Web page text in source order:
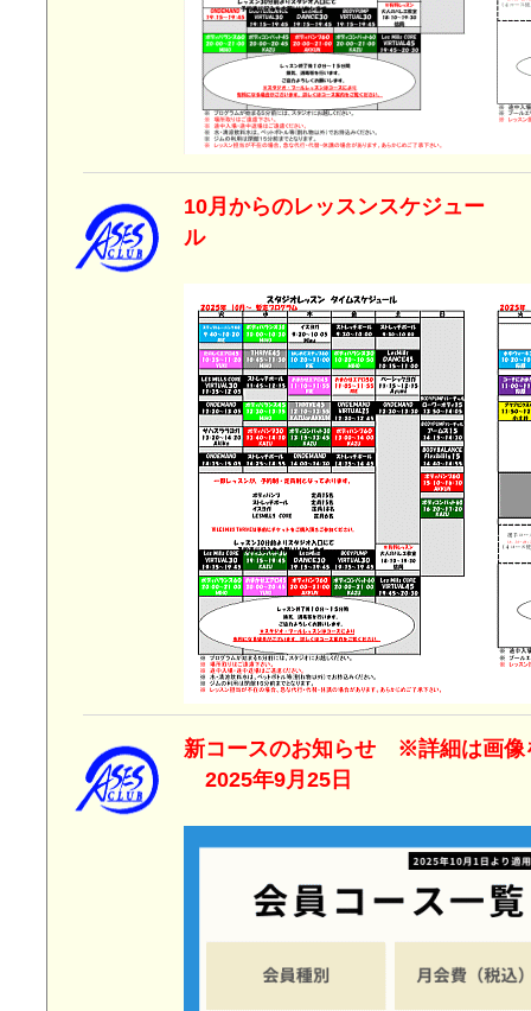
10月からのレッスンスケジュー
ル 2025年9
新コースのお知らせ ※詳細は画
2025年9月25日